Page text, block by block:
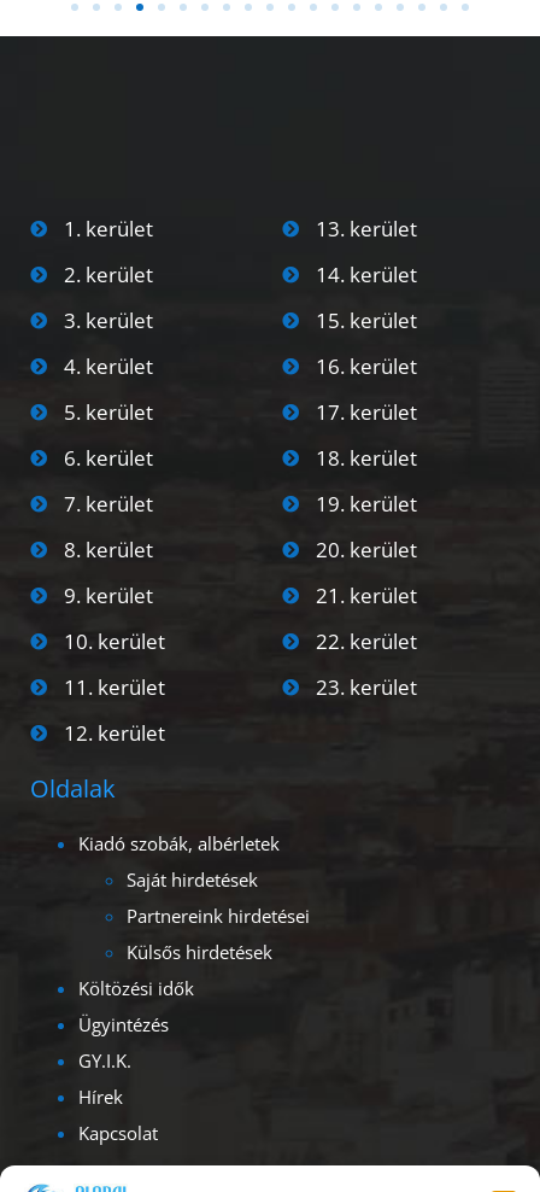
1. kerület
2. kerület
3. kerület
4. kerület
5. kerület
6. kerület
7. kerület
8. kerület
9. kerület
10. kerület
11. kerület
12. kerület
13. kerület
14. kerület
15. kerület
16. kerület
17. kerület
18. kerület
19. kerület
20. kerület
21. kerület
22. kerület
23. kerület
Oldalak
Kiadó szobák, albérletek
Saját hirdetések
Partnereink hirdetései
Külsős hirdetések
Költözési idők
Ügyintézés
GY.I.K.
Hírek
Kapcsolat